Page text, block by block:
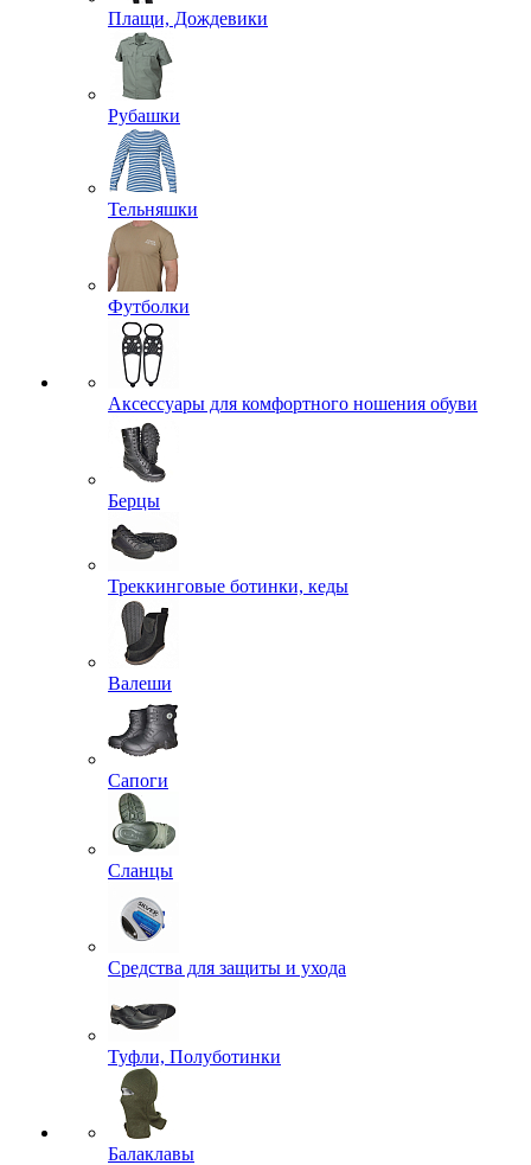
Плащи, Дождевики
Рубашки
Тельняшки
Футболки
Аксессуары для комфортного ношения обуви
Берцы
Треккинговые ботинки, кеды
Валеши
Сапоги
Сланцы
Средства для защиты и ухода
Туфли, Полуботинки
Балаклавы